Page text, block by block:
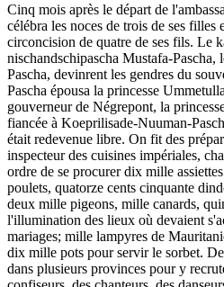
Cinq mois après le départ de
célébra les noces de trois de ses filles
circoncision de quatre de ses fils. Le
nischandschipascha Mustafa-
Pascha, devinrent les gendres du
Pascha épousa la princesse
gouverneur de Négrepont, la
fiancée à Koeprilisade-Nuuman-
était redevenue libre. On fit des
inspecteur des cuisines impériales,
ordre de se procurer dix mille
poulets, quatorze cents cinquante
deux mille pigeons, mille canards,
l'illumination des lieux où devaient
mariages; mille lampyres de
dix mille pots pour servir le sorbet.
dans plusieurs provinces pour y